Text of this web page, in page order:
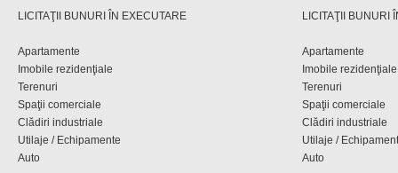
LICITAŢII BUNURI ÎN EXECUTARE
Apartamente
Imobile rezidenţiale
Terenuri
Spaţii comerciale
Clădiri industriale
Utilaje / Echipamente
Auto
LICITAŢII BUNURI
Apartamente
Imobile rezidenţiale
Terenuri
Spaţii comerciale
Clădiri industriale
Utilaje /
Auto